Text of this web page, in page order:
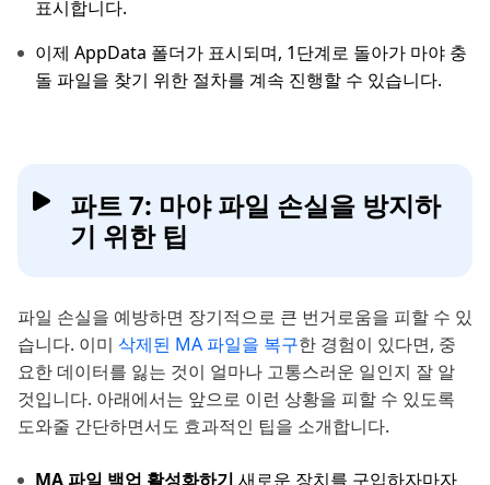
표시합니다.
이제 AppData 폴더가 표시되며, 1단계로 돌아가 마야 충
돌 파일을 찾기 위한 절차를 계속 진행할 수 있습니다.
파트 7: 마야 파일 손실을 방지하
기 위한 팁
파일 손실을 예방하면 장기적으로 큰 번거로움을 피할 수 있
습니다. 이미 삭제된 MA 파일을 복구한 경험이 있다면, 중
요한 데이터를 잃는 것이 얼마나 고통스러운 일인지 잘 알
것입니다. 아래에서는 앞으로 이런 상황을 피할 수 있도록
도와줄 간단하면서도 효과적인 팁을 소개합니다.
MA 파일 백업 활성화하기 새로운 장치를 구입하자마자